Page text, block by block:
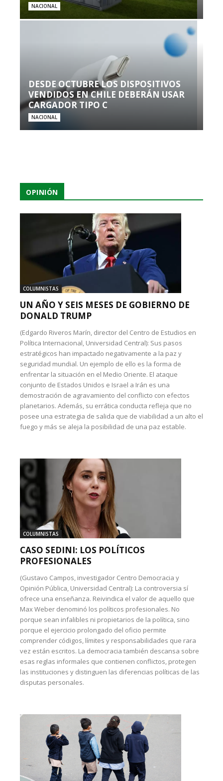
NACIONAL
DESDE OCTUBRE LOS DISPOSITIVOS
VENDIDOS EN CHILE DEBERÁN USAR
CARGADOR TIPO C
NACIONAL
OPINIÓN
COLUMNISTAS
UN AÑO Y SEIS MESES DE GOBIERNO DE
DONALD TRUMP
(Edgardo Riveros Marín, director del Centro de Estudios en
Política Internacional, Universidad Central): Sus pasos
estratégicos han impactado negativamente a la paz y
seguridad mundial. Un ejemplo de ello es la forma de
enfrentar la situación en el Medio Oriente. El ataque
conjunto de Estados Unidos e Israel a Irán es una
demostración de agravamiento del conflicto con efectos
planetarios. Además, su errática conducta refleja que no
posee una estrategia de salida que de viabilidad a un alto el
fuego y más se aleja la posibilidad de una paz estable.
COLUMNISTAS
CASO SEDINI: LOS POLÍTICOS
PROFESIONALES
(Gustavo Campos, investigador Centro Democracia y
Opinión Pública, Universidad Central): La controversia sí
ofrece una enseñanza. Reivindica el valor de aquello que
Max Weber denominó los políticos profesionales. No
porque sean infalibles ni propietarios de la política, sino
porque el ejercicio prolongado del oficio permite
comprender códigos, límites y responsabilidades que rara
vez están escritos. La democracia también descansa sobre
esas reglas informales que contienen conflictos, protegen
las instituciones y distinguen las diferencias políticas de las
disputas personales.